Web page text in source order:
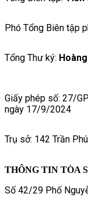
Phó Tổng Biên tập
Tổng Thư ký:
Giấy phép số: 27/
ngày 17/9/2024
Trụ sở: 142 Trần
THÔNG TIN TÒA
Số 42/29 Phố